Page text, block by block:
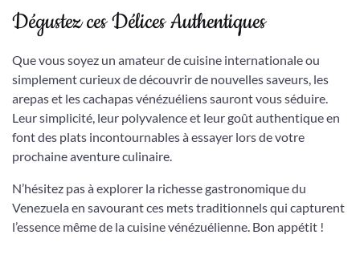
Dégustez ces Délices Authentiques
Que vous soyez un amateur de cuisine internationale ou
simplement curieux de découvrir de nouvelles saveurs, les
arepas et les cachapas vénézuéliens sauront vous séduire.
Leur simplicité, leur polyvalence et leur goût authentique en
font des plats incontournables à essayer lors de votre
prochaine aventure culinaire.
N’hésitez pas à explorer la richesse gastronomique du
Venezuela en savourant ces mets traditionnels qui capturent
l’essence même de la cuisine vénézuélienne. Bon appétit !